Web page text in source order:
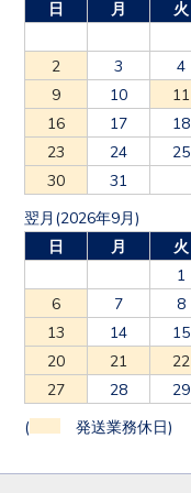
日 月 火
2
3 4
9
10 11
16
17 18
23
24 25
30
31
翌月(2026年9月)
日
月 火
1
6
7 8
13
14 15
20
21 22
27
28 29
( 発送業務休日)